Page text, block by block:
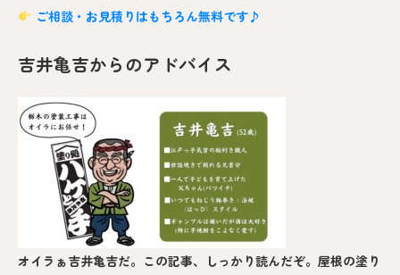
ご相談・お見積りはもちろん無料です♪
吉井亀吉からのアドバイス
オイラぁ吉井亀吉だ。この記事、しっかり読んだぞ。屋根の塗り